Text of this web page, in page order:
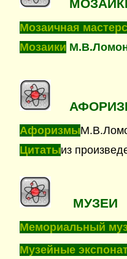
Мозаичная
Мозаики
Афоризмы
Цитатыиз
МУЗЕИ
Мемориальный
Музейные